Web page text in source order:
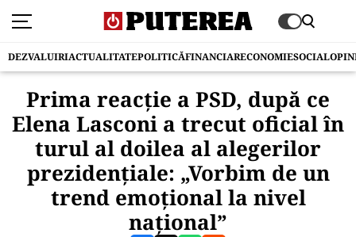
DEZVALUIRIACTUALITATEPOLITICĂFINANCIARECONOMIESOCIAL
Prima reacție a PSD, după ce
Elena Lasconi a trecut oficial în
turul al doilea al alegerilor
prezidențiale: „Vorbim de un
trend emoțional la nivel
național”